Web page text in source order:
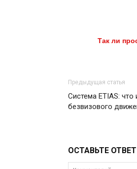
Так ли
Предыдущая статья
Система ETIAS: что
безвизового
ОСТАВЬТЕ ОТВЕТ